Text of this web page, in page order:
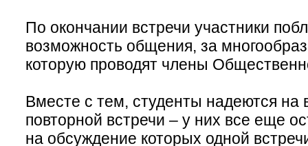
По окончании встречи участники
возможность общения, за
которую проводят члены
Вместе с тем, студенты надеются на
повторной встречи – у них все еще
на обсуждение которых одной